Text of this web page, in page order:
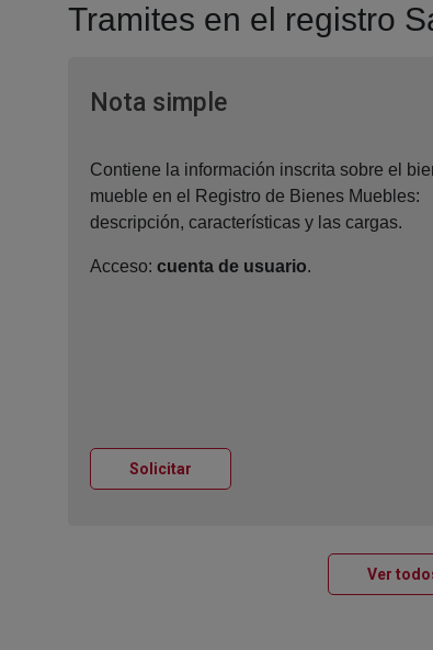
Tramites en el registro
Nota simpleVentana nueva
Contiene la información inscrita sobre el
mueble en el Registro de Bienes Muebles:
descripción, características y las cargas.
Acceso: cuenta de usuario.
Solicitar
Ver